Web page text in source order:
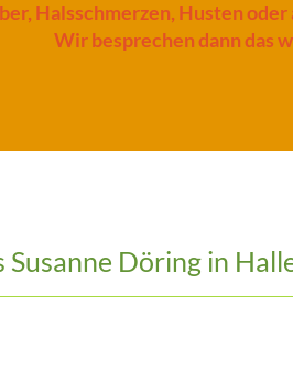
Halsschmerzen, Husten
Wir besprechen dann das
Döring in